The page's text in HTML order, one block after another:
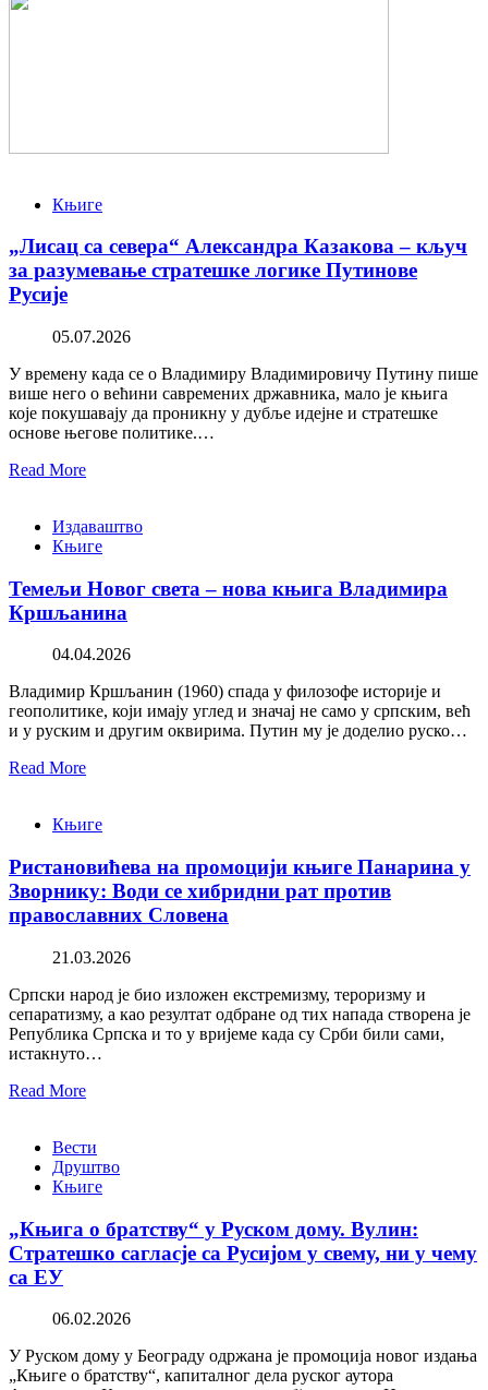
Књиге
„Лисац са севера“ Александра Казакова – кључ
за разумевање стратешке логике Путинове
Русије
05.07.2026
У времену када се о Владимиру Владимировичу Путину пише
више него о већини савремених државника, мало је књига
које покушавају да проникну у дубље идејне и стратешке
основе његове политике.…
Read More
Издаваштво
Књиге
Темељи Новог света – нова књига Владимира
Кршљанина
04.04.2026
Владимир Кршљанин (1960) спада у филозофе историје и
геополитике, који имају углед и значај не само у српским, већ
и у руским и другим оквирима. Путин му је доделио руско…
Read More
Књиге
Ристановићева на промоцији књиге Панарина у
Зворнику: Води се хибридни рат против
православних Словена
21.03.2026
Српски народ је био изложен екстремизму, тероризму и
сепаратизму, а као резултат одбране од тих напада створена је
Република Српска и то у вријеме када су Срби били сами,
истакнуто…
Read More
Вести
Друштво
Књиге
„Књига о братству“ у Руском дому. Вулин:
Стратешко сагласје са Русијом у свему, ни у чему
са ЕУ
06.02.2026
У Руском дому у Београду одржана је промоција новог издања
„Књиге о братству“, капиталног дела руског аутора